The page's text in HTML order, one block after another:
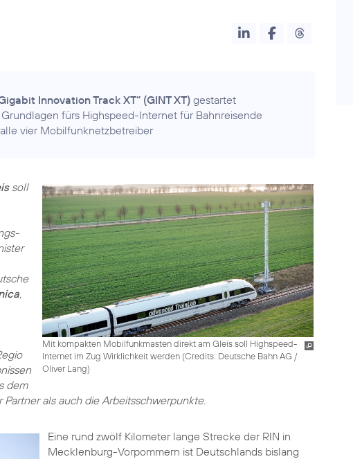
Innovation Track XT“ (GINT XT) gestartet
fürs Highspeed-Internet für Bahnreisende
vier Mobilfunknetzbetreiber
Mit kompakten Mobilfunkmasten direkt am Gleis soll Highspeed-
Internet im Zug Wirklichkeit werden (Credits: Deutsche Bahn AG /
Oliver Lang)
soll
,
dem
als auch die Arbeitsschwerpunkte.
Eine rund zwölf Kilometer lange Strecke der RIN in
Mecklenburg-Vorpommern ist Deutschlands bislang